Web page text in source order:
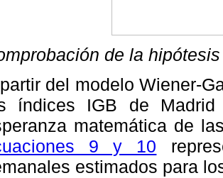
de la
del modelo Wiener-
índices IGB de
matemática de
9 y 10
estimados para